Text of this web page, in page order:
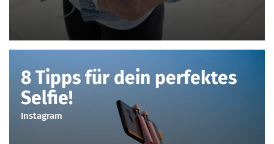
8 Tipps für dein perfektes
Selfie!
Instagram